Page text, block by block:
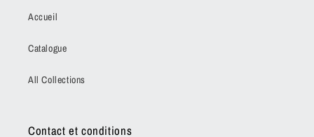
Accueil
Catalogue
All Collections
Contact et conditions